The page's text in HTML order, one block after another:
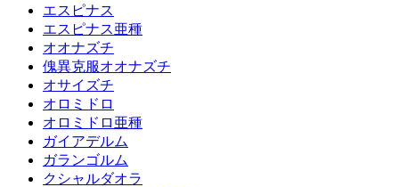
エスピナス
エスピナス亜種
オオナズチ
傀異克服オオナズチ
オサイズチ
オロミドロ
オロミドロ亜種
ガイアデルム
ガランゴルム
クシャルダオラ